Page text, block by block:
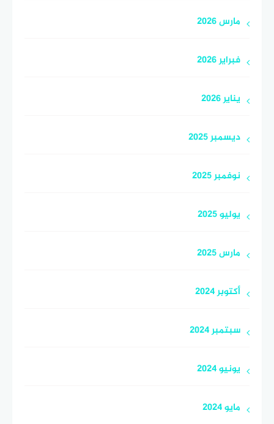
مارس 2026
فبراير 2026
يناير 2026
ديسمبر 2025
نوفمبر 2025
يوليو 2025
مارس 2025
أكتوبر 2024
سبتمبر 2024
يونيو 2024
مايو 2024